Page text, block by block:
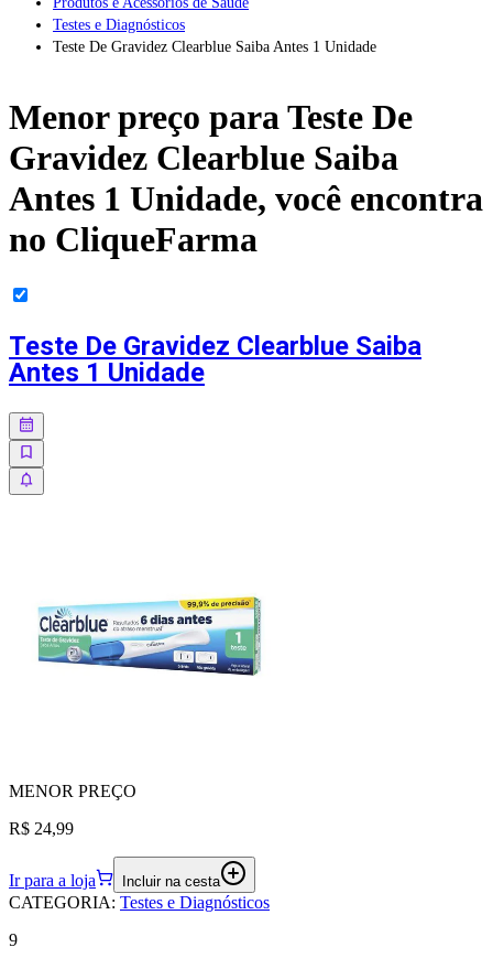
Testes e Diagnósticos
Teste De Gravidez Clearblue Saiba Antes 1 Unidade
Menor preço paraTeste De
Gravidez Clearblue Saiba
Antes 1 Unidade, você encontra
no CliqueFarma
Teste De Gravidez Clearblue Saiba
Antes 1 Unidade
MENOR PREÇO
R$ 24,99
Ir para a loja Incluir na cesta
CATEGORIA: Testes e Diagnósticos
9